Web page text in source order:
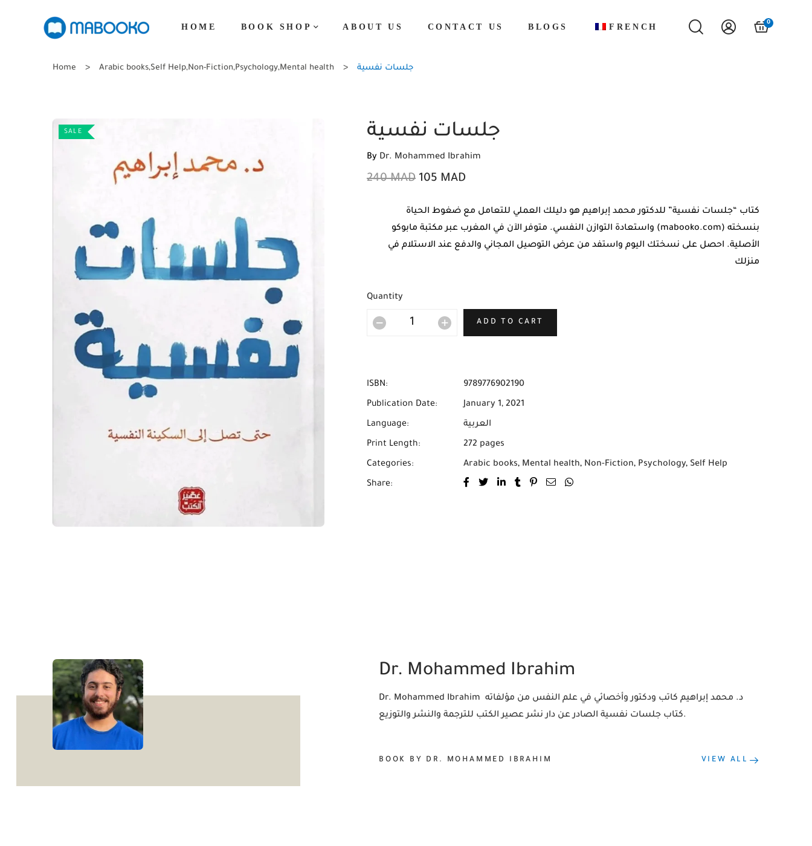
HOME BOOK SHOP ABOUT US CONTACT US BLOGS FRENCH 0
Home Arabic books,Self Help,Non-Fiction,Psychology,Mental health جلسات نفسية
SALE جلسات نفسية
By Dr. Mohammed Ibrahim
240MAD 105 MAD
كتاب “جلسات نفسية” للدكتور محمد إبراهيم هو دليلك العملي للتعامل مع ضغوط الحياة
واستعادة التوازن النفسي. متوفر الآن في المغرب عبر مكتبة مابوكو (mabooko.com) بنسخته
الأصلية. احصل على نسختك اليوم واستفد من عرض التوصيل المجاني والدفع عند الاستلام في
منزلك
Quantity
ADD TO CART
ISBN: 9789776902190
Publication Date: January 1, 2021
Language: العربية
Print Length: 272 pages
Categories: Arabic books, Mental health, Non-Fiction, Psychology, Self Help
Share:
Dr. Mohammed Ibrahim
Dr. Mohammed Ibrahim د. محمد إبراهيم كاتب ودكتور وأخصائي في علم النفس من مؤلفاته
كتاب جلسات نفسية الصادر عن دار نشر عصير الكتب للترجمة والنشر والتوزيع.
BOOK BY DR. MOHAMMED IBRAHIM VIEW ALL